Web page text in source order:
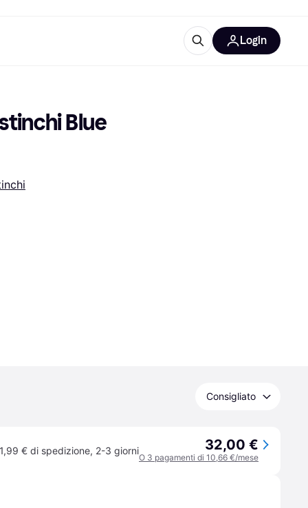
Login
Blue
Consigliato
€ di spedizione, 2-3 giorni 32,00 €
O 3 pagamenti di 10,66 €/mese